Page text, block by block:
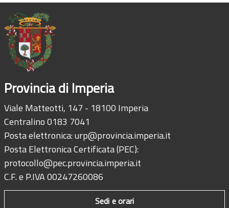
Provincia di Imperia
Viale Matteotti, 147 - 18100 Imperia
Centralino 0183 7041
Posta elettronica:urp@provincia.imperia.it
Posta Elettronica Certificata (PEC):
protocollo@pec.provincia.imperia.it
C.F. e P.IVA 00247260086
Sedi e orari